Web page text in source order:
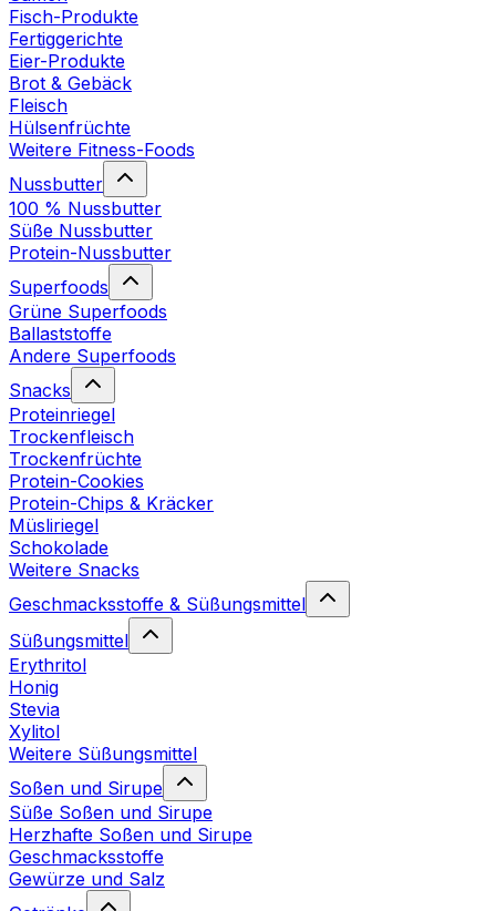
Fisch-Produkte
Fertiggerichte
Eier-Produkte
Brot & Gebäck
Fleisch
Hülsenfrüchte
Weitere Fitness-Foods
Nussbutter
100 % Nussbutter
Süße Nussbutter
Protein-Nussbutter
Superfoods
Grüne Superfoods
Ballaststoffe
Andere Superfoods
Snacks
Proteinriegel
Trockenfleisch
Trockenfrüchte
Protein-Cookies
Protein-Chips & Kräcker
Müsliriegel
Schokolade
Weitere Snacks
Geschmacksstoffe & Süßungsmittel
Süßungsmittel
Erythritol
Honig
Stevia
Xylitol
Weitere Süßungsmittel
Soßen und Sirupe
Süße Soßen und Sirupe
Herzhafte Soßen und Sirupe
Geschmacksstoffe
Gewürze und Salz